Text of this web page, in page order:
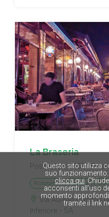
La Braseria
Posti interni: 150 -
Ristorante Pizzeria
Via Aurelio Bosco
Inferiore - SA
Questo sito utilizza
suo funzionamento.
clicca qui.
acconsenti all’uso
momento
tramite il link